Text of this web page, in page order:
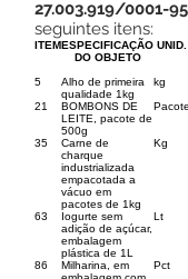
27.003.919/0001-95
seguintes itens:
ITEMESPECIFICAÇÃO
DO OBJETO
UNID.
5
Alho de primeira
qualidade 1kg
kg
21
BOMBONS DE
LEITE, pacote de
500g
Pacote
35
Carne de
charque
industrializada
empacotada a
vácuo em
pacotes de 1kg
Kg
63
Iogurte sem
adição de açúcar,
embalagem
plástica de 1L
Lt
86
Milharina, em
Pct